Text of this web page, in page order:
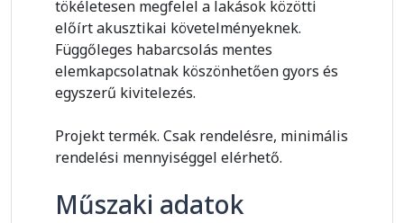
tökéletesen megfelel a lakások közötti
előírt akusztikai követelményeknek.
Függőleges habarcsolás mentes
elemkapcsolatnak köszönhetően gyors és
egyszerű kivitelezés.
Projekt termék. Csak rendelésre, minimális
rendelési mennyiséggel elérhető.
Műszaki adatok